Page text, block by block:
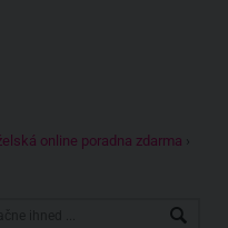
online poradna zdarma ›